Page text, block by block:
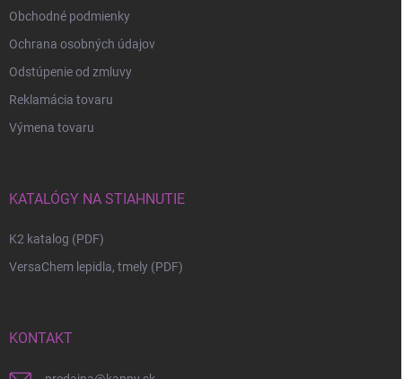
Obchodné podmienky
Ochrana osobných údajov
Odstúpenie od zmluvy
Reklamácia tovaru
Výmena tovaru
KATALÓGY NA STIAHNUTIE
K2 katalog (PDF)
VersaChem lepidla, tmely (PDF)
KONTAKT